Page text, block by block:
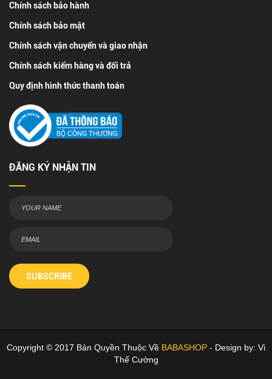
Chính sách bảo hành
Chính sách bảo mật
Chính sách vận chuyển và giao nhận
Chính sách kiểm hàng và đổi trả
Quy định hình thức thanh toán
ĐĂNG KÝ NHẬN TIN
SUBSCRIBE
Copyright © 2017 Bản Quyền Thuộc Về BABASHOP - Design by: Vi
Thế Cường